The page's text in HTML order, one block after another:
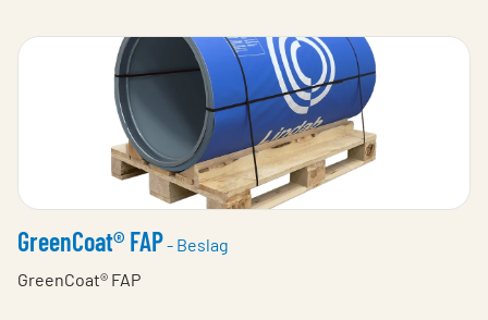
GreenCoat® FAP- Beslag
GreenCoat® FAP